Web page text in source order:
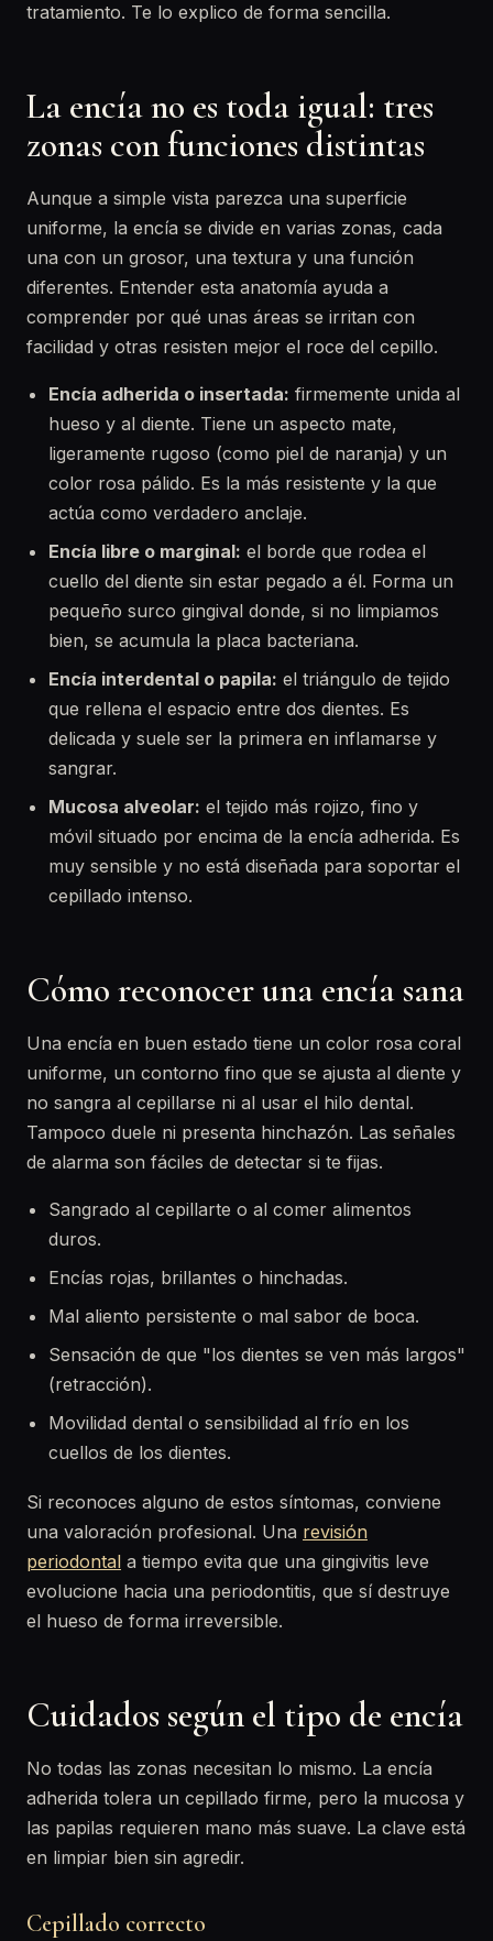
tratamiento. Te lo explico de forma sencilla.
La encía no es toda igual: tres
zonas con funciones distintas
Aunque a simple vista parezca una superficie
uniforme, la encía se divide en varias zonas, cada
una con un grosor, una textura y una función
diferentes. Entender esta anatomía ayuda a
comprender por qué unas áreas se irritan con
facilidad y otras resisten mejor el roce del cepillo.
Encía adherida o insertada: firmemente unida al
hueso y al diente. Tiene un aspecto mate,
ligeramente rugoso (como piel de naranja) y un
color rosa pálido. Es la más resistente y la que
actúa como verdadero anclaje.
Encía libre o marginal: el borde que rodea el
cuello del diente sin estar pegado a él. Forma un
pequeño surco gingival donde, si no limpiamos
bien, se acumula la placa bacteriana.
Encía interdental o papila: el triángulo de tejido
que rellena el espacio entre dos dientes. Es
delicada y suele ser la primera en inflamarse y
sangrar.
Mucosa alveolar: el tejido más rojizo, fino y
móvil situado por encima de la encía adherida. Es
muy sensible y no está diseñada para soportar el
cepillado intenso.
Cómo reconocer una encía sana
Una encía en buen estado tiene un color rosa coral
uniforme, un contorno fino que se ajusta al diente y
no sangra al cepillarse ni al usar el hilo dental.
Tampoco duele ni presenta hinchazón. Las señales
de alarma son fáciles de detectar si te fijas.
Sangrado al cepillarte o al comer alimentos
duros.
Encías rojas, brillantes o hinchadas.
Mal aliento persistente o mal sabor de boca.
Sensación de que "los dientes se ven más largos"
(retracción).
Movilidad dental o sensibilidad al frío en los
cuellos de los dientes.
Si reconoces alguno de estos síntomas, conviene
una valoración profesional. Una revisión
periodontal a tiempo evita que una gingivitis leve
evolucione hacia una periodontitis, que sí destruye
el hueso de forma irreversible.
Cuidados según el tipo de encía
No todas las zonas necesitan lo mismo. La encía
adherida tolera un cepillado firme, pero la mucosa y
las papilas requieren mano más suave. La clave está
en limpiar bien sin agredir.
Cepillado correcto